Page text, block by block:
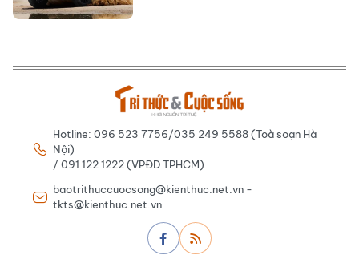
Hotline: 096 523 7756/035 249 5588 (Toà soạn Hà
Nội)
/ 091 122 1222 (VPĐD TPHCM)
baotrithuccuocsong@kienthuc.net.vn -
tkts@kienthuc.net.vn